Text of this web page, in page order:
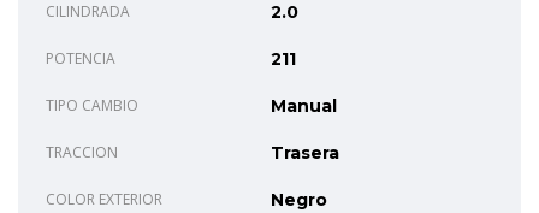
CILINDRADA 2.0
POTENCIA 211
TIPO CAMBIO Manual
TRACCION Trasera
COLOR EXTERIOR Negro